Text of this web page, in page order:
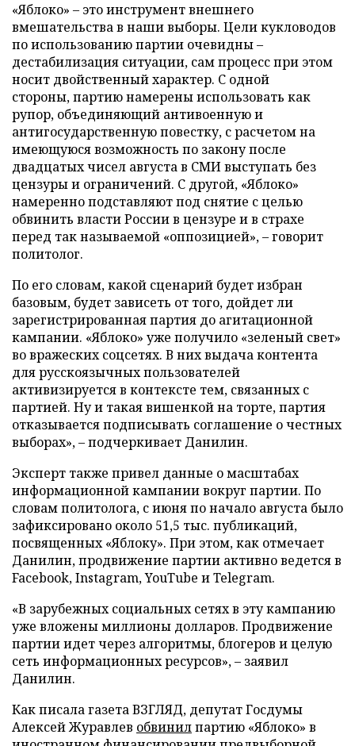
«Яблоко» – это инструмент внешнего
вмешательства в наши выборы. Цели кукловодов
по использованию партии очевидны –
дестабилизация ситуации, сам процесс при этом
носит двойственный характер. С одной
стороны, партию намерены использовать как
рупор, объединяющий антивоенную и
антигосударственную повестку, с расчетом на
имеющуюся возможность по закону после
двадцатых чисел августа в СМИ выступать без
цензуры и ограничений. С другой, «Яблоко»
намеренно подставляют под снятие с целью
обвинить власти России в цензуре и в страхе
перед так называемой «оппозицией», – говорит
политолог.
По его словам, какой сценарий будет избран
базовым, будет зависеть от того, дойдет ли
зарегистрированная партия до агитационной
кампании. «Яблоко» уже получило «зеленый свет»
во вражеских соцсетях. В них выдача контента
для русскоязычных пользователей
активизируется в контексте тем, связанных с
партией. Ну и такая вишенкой на торте, партия
отказывается подписывать соглашение о честных
выборах», – подчеркивает Данилин.
Эксперт также привел данные о масштабах
информационной кампании вокруг партии. По
словам политолога, с июня по начало августа было
зафиксировано около 51,5 тыс. публикаций,
посвященных «Яблоку». При этом, как отмечает
Данилин, продвижение партии активно ведется в
Facebook, Instagram, YouTube и Telegram.
«В зарубежных социальных сетях в эту кампанию
уже вложены миллионы долларов. Продвижение
партии идет через алгоритмы, блогеров и целую
сеть информационных ресурсов», – заявил
Данилин.
Как писала газета ВЗГЛЯД, депутат Госдумы
Алексей Журавлев обвинилпартию «Яблоко» в